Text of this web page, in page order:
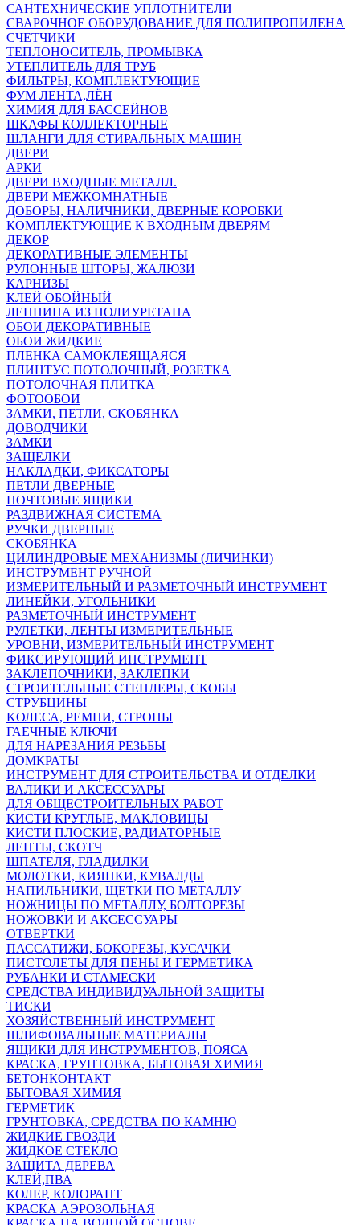
САНТЕХНИЧЕСКИЕ УПЛОТНИТЕЛИ
СВАРОЧНОЕ ОБОРУДОВАНИЕ ДЛЯ ПОЛИПРОПИЛЕНА
СЧЕТЧИКИ
ТЕПЛОНОСИТЕЛЬ, ПРОМЫВКА
УТЕПЛИТЕЛЬ ДЛЯ ТРУБ
ФИЛЬТРЫ, КОМПЛЕКТУЮЩИЕ
ФУМ ЛЕНТА,ЛЁН
ХИМИЯ ДЛЯ БАССЕЙНОВ
ШКАФЫ КОЛЛЕКТОРНЫЕ
ШЛАНГИ ДЛЯ СТИРАЛЬНЫХ МАШИН
ДВЕРИ
АРКИ
ДВЕРИ ВХОДНЫЕ МЕТАЛЛ.
ДВЕРИ МЕЖКОМНАТНЫЕ
ДОБОРЫ, НАЛИЧНИКИ, ДВЕРНЫЕ КОРОБКИ
КОМПЛЕКТУЮЩИЕ К ВХОДНЫМ ДВЕРЯМ
ДЕКОР
ДЕКОРАТИВНЫЕ ЭЛЕМЕНТЫ
РУЛОННЫЕ ШТОРЫ, ЖАЛЮЗИ
КАРНИЗЫ
КЛЕЙ ОБОЙНЫЙ
ЛЕПНИНА ИЗ ПОЛИУРЕТАНА
ОБОИ ДЕКОРАТИВНЫЕ
ОБОИ ЖИДКИЕ
ПЛЕНКА САМОКЛЕЯЩАЯСЯ
ПЛИНТУС ПОТОЛОЧНЫЙ, РОЗЕТКА
ПОТОЛОЧНАЯ ПЛИТКА
ФОТООБОИ
ЗАМКИ, ПЕТЛИ, СКОБЯНКА
ДОВОДЧИКИ
ЗАМКИ
ЗАЩЕЛКИ
НАКЛАДКИ, ФИКСАТОРЫ
ПЕТЛИ ДВЕРНЫЕ
ПОЧТОВЫЕ ЯЩИКИ
РАЗДВИЖНАЯ СИСТЕМА
РУЧКИ ДВЕРНЫЕ
СКОБЯНКА
ЦИЛИНДРОВЫЕ МЕХАНИЗМЫ (ЛИЧИНКИ)
ИНСТРУМЕНТ РУЧНОЙ
ИЗМЕРИТЕЛЬНЫЙ И РАЗМЕТОЧНЫЙ ИНСТРУМЕНТ
ЛИНЕЙКИ, УГОЛЬНИКИ
РАЗМЕТОЧНЫЙ ИНСТРУМЕНТ
РУЛЕТКИ, ЛЕНТЫ ИЗМЕРИТЕЛЬНЫЕ
УРОВНИ, ИЗМЕРИТЕЛЬНЫЙ ИНСТРУМЕНТ
ФИКСИРУЮЩИЙ ИНСТРУМЕНТ
ЗАКЛЕПОЧНИКИ, ЗАКЛЕПКИ
СТРОИТЕЛЬНЫЕ СТЕПЛЕРЫ, СКОБЫ
СТРУБЦИНЫ
KОЛЕСА, РЕМНИ, СТРОПЫ
ГАЕЧНЫЕ КЛЮЧИ
ДЛЯ НАРЕЗАНИЯ РЕЗЬБЫ
ДОМКРАТЫ
ИНСТРУМЕНТ ДЛЯ СТРОИТЕЛЬСТВА И ОТДЕЛКИ
ВАЛИКИ И АКСЕССУАРЫ
ДЛЯ ОБЩЕСТРОИТЕЛЬНЫХ РАБОТ
КИСТИ КРУГЛЫЕ, МАКЛОВИЦЫ
КИСТИ ПЛОСКИЕ, РАДИАТОРНЫЕ
ЛЕНТЫ, СКОТЧ
ШПАТЕЛЯ, ГЛАДИЛКИ
МОЛОТКИ, КИЯНКИ, КУВАЛДЫ
НАПИЛЬНИКИ, ЩЕТКИ ПО МЕТАЛЛУ
НОЖНИЦЫ ПО МЕТАЛЛУ, БОЛТОРЕЗЫ
НОЖОВКИ И АКСЕССУАРЫ
ОТВЕРТКИ
ПАССАТИЖИ, БОКОРЕЗЫ, КУСАЧКИ
ПИСТОЛЕТЫ ДЛЯ ПЕНЫ И ГЕРМЕТИКА
РУБАНКИ И СТАМЕСКИ
СРЕДСТВА ИНДИВИДУАЛЬНОЙ ЗАЩИТЫ
ТИСКИ
ХОЗЯЙСТВЕННЫЙ ИНСТРУМЕНТ
ШЛИФОВАЛЬНЫЕ МАТЕРИАЛЫ
ЯЩИКИ ДЛЯ ИНСТРУМЕНТОВ, ПОЯСА
КРАСКА, ГРУНТОВКА, БЫТОВАЯ ХИМИЯ
БЕТОНКОНТАКТ
БЫТОВАЯ ХИМИЯ
ГЕРМЕТИК
ГРУНТОВКА, СРЕДСТВА ПО КАМНЮ
ЖИДКИЕ ГВОЗДИ
ЖИДКОЕ СТЕКЛО
ЗАЩИТА ДЕРЕВА
КЛЕЙ,ПВА
КОЛЕР, КОЛОРАНТ
КРАСКА АЭРОЗОЛЬНАЯ